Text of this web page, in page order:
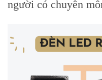
người có chuyên